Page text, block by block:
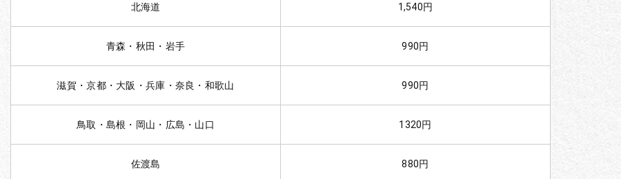
北海道 1,540円
青森・秋田・岩手 990円
滋賀・京都・大阪・兵庫・奈良・和歌山 990円
鳥取・島根・岡山・広島・山口 1320円
佐渡島 880円